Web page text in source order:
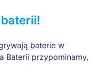
baterie w
Baterii przypominamy,